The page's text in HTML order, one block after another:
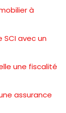
à
avec un
une fiscalité
assurance